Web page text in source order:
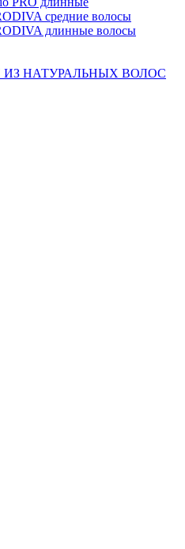
средние волосы
длинные волосы
НАТУРАЛЬНЫХ ВОЛОС